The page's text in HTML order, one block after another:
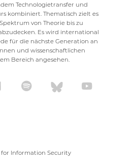
Technologietransfer und
kombiniert. Thematisch zielt es
von Theorie bis zu
Es wird international
für die nächste Generation an
und wissenschaftlichen
Bereich angesehen.
for Information Security